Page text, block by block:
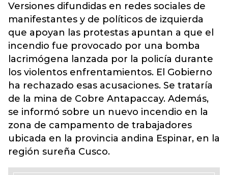
Versiones difundidas en redes sociales de
manifestantes y de políticos de izquierda
que apoyan las protestas apuntan a que el
incendio fue provocado por una bomba
lacrimógena lanzada por la policía durante
los violentos enfrentamientos. El Gobierno
ha rechazado esas acusaciones. Se trataría
de la mina de Cobre Antapaccay. Además,
se informó sobre un nuevo incendio en la
zona de campamento de trabajadores
ubicada en la provincia andina Espinar, en la
región sureña Cusco.